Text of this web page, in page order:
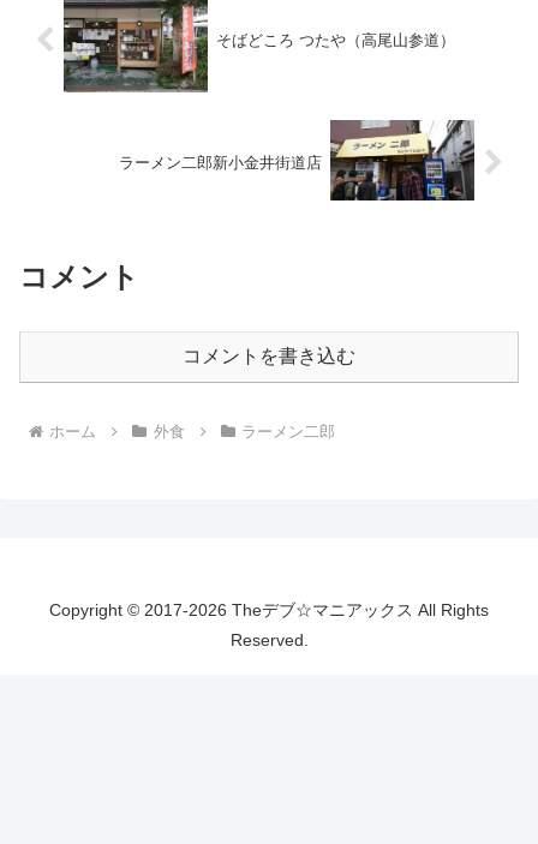
そばどころ つたや（高尾山参道）
ラーメン二郎新小金井街道店
コメント
コメントを書き込む
ホーム 外食 ラーメン二郎
Copyright © 2017-2026 Theデブ☆マニアックス All Rights
Reserved.